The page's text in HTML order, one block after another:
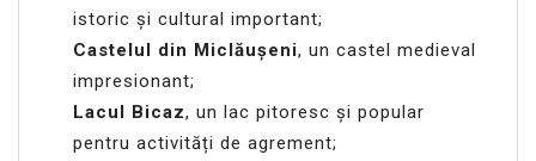
istoric și cultural important;
Castelul din Miclăușeni, un castel medieval
impresionant;
Lacul Bicaz, un lac pitoresc și popular
pentru activități de agrement;